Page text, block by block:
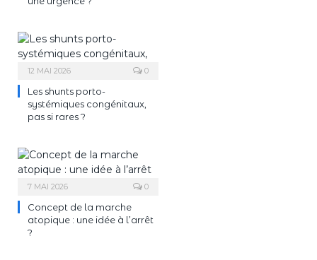
12 MAI 2026 0
Les shunts porto-
systémiques congénitaux,
pas si rares ?
7 MAI 2026 0
Concept de la marche
atopique : une idée à l’arrêt
?